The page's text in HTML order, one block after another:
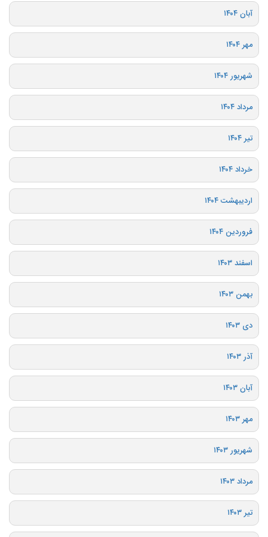
آبان ۱۴۰۴
مهر ۱۴۰۴
شهریور ۱۴۰۴
مرداد ۱۴۰۴
تیر ۱۴۰۴
خرداد ۱۴۰۴
اردیبهشت ۱۴۰۴
فروردین ۱۴۰۴
اسفند ۱۴۰۳
بهمن ۱۴۰۳
دی ۱۴۰۳
آذر ۱۴۰۳
آبان ۱۴۰۳
مهر ۱۴۰۳
شهریور ۱۴۰۳
مرداد ۱۴۰۳
تیر ۱۴۰۳